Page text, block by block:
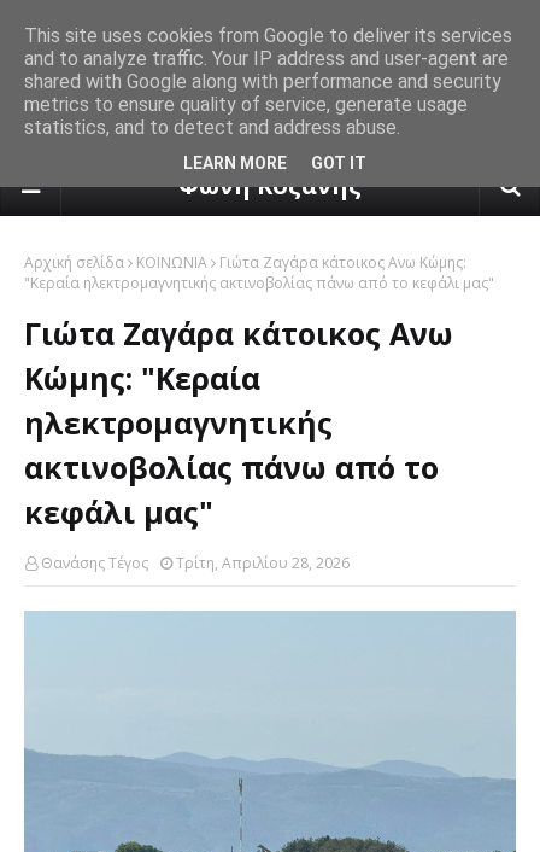
πρόγνωση καιρού από το
Φωνή Κοζάνης
Αρχική σελίδα ΚΟΙΝΩΝΙΑ
Γιώτα Ζαγάρα κάτοικος Ανω Κώμης:
"Κεραία ηλεκτρομαγνητικής ακτινοβολίας πάνω από το κεφάλι μας"
Γιώτα Ζαγάρα κάτοικος Ανω
Κώμης: "Κεραία
ηλεκτρομαγνητικής
ακτινοβολίας πάνω από το
κεφάλι μας"
Θανάσης Τέγος Τρίτη, Απριλίου 28, 2026
This site uses cookies from Google to deliver its services
and to analyze traffic. Your IP address and user-agent are
shared with Google along with performance and security
metrics to ensure quality of service, generate usage
statistics, and to detect and address abuse.
LEARN MORE GOT IT